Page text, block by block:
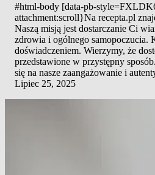
#html-body [data-pb-
attachment:scroll}Na recepta.pl
Naszą misją jest dostarczanie Ci
zdrowia i ogólnego samopoczucia.
doświadczeniem. Wierzymy, że
przedstawione w przystępny
się na nasze zaangażowanie i
Lipiec 25, 2025